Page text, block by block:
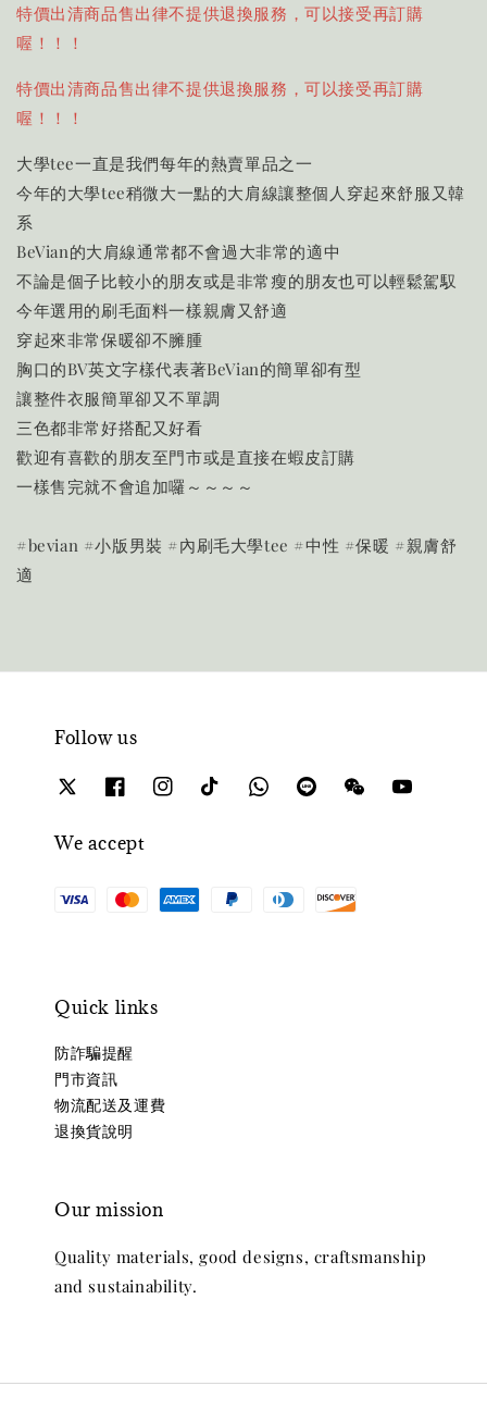
特價出清商品售出律不提供退換服務，可以接受再訂購
喔！！！
特價出清商品售出律不提供退換服務，可以接受再訂購
喔！！！
大學tee一直是我們每年的熱賣單品之一
今年的大學tee稍微大一點的大肩線讓整個人穿起來舒服又韓
系
BeVian的大肩線通常都不會過大非常的適中
不論是個子比較小的朋友或是非常瘦的朋友也可以輕鬆駕馭
今年選用的刷毛面料一樣親膚又舒適
穿起來非常保暖卻不臃腫
胸口的BV英文字樣代表著BeVian的簡單卻有型
讓整件衣服簡單卻又不單調
三色都非常好搭配又好看
歡迎有喜歡的朋友至門市或是直接在蝦皮訂購
一樣售完就不會追加囉～～～～
#bevian #小版男裝 #內刷毛大學tee #中性 #保暖 #親膚舒
適
Follow us
We accept
Quick links
防詐騙提醒
門市資訊
物流配送及運費
退換貨說明
Our mission
Quality materials, good designs, craftsmanship
and sustainability.